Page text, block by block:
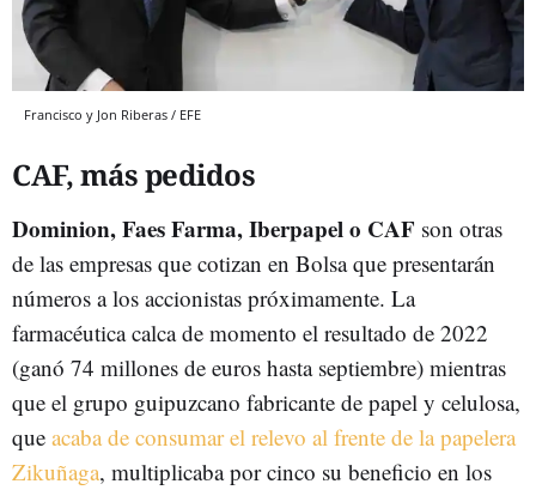
Francisco y Jon Riberas / EFE
CAF, más pedidos
Dominion, Faes Farma, Iberpapel o CAF son otras
de las empresas que cotizan en Bolsa que presentarán
números a los accionistas próximamente. La
farmacéutica calca de momento el resultado de 2022
(ganó 74 millones de euros hasta septiembre) mientras
que el grupo guipuzcano fabricante de papel y celulosa,
que acaba de consumar el relevo al frente de la papelera
Zikuñaga, multiplicaba por cinco su beneficio en los